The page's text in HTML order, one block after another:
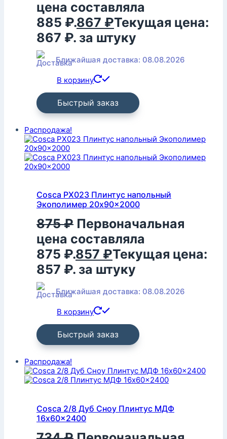
цена составляла
885 ₽.867 ₽Текущая цена:
867 ₽. за штуку
Ближайшая доставка: 08.08.2026
В корзину
Быстрый заказ
Распродажа!
Cosca PX023 Плинтус напольный
Экополимер 20x90x2000
875₽ Первоначальная
цена составляла
875 ₽.857 ₽Текущая цена:
857 ₽. за штуку
Ближайшая доставка: 08.08.2026
В корзину
Быстрый заказ
Распродажа!
Cosca 2/8 Дуб Сноу Плинтус МДФ
16x60x2400